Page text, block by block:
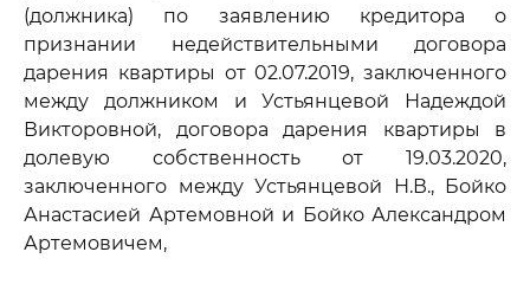
(должника) по заявлению кредитора о
признании недействительными договора
дарения квартиры от 02.07.2019, заключенного
между должником и Устьянцевой Надеждой
Викторовной, договора дарения квартиры в
долевую собственность от 19.03.2020,
заключенного между Устьянцевой Н.В., Бойко
Анастасией Артемовной и Бойко Александром
Артемовичем,